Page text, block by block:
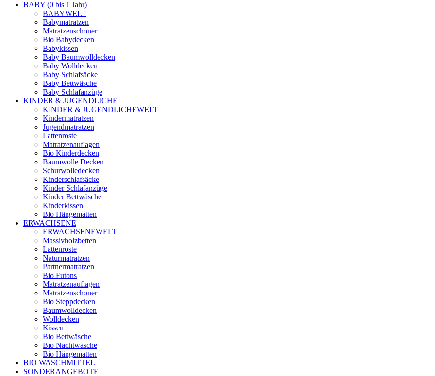
BABY (0 bis 1 Jahr)
BABYWELT
Babymatratzen
Matratzenschoner
Bio Babydecken
Babykissen
Baby Baumwolldecken
Baby Wolldecken
Baby Schlafsäcke
Baby Bettwäsche
Baby Schlafanzüge
KINDER & JUGENDLICHE
KINDER & JUGENDLICHEWELT
Kindermatratzen
Jugendmatratzen
Lattenroste
Matratzenauflagen
Bio Kinderdecken
Baumwolle Decken
Schurwolledecken
Kinderschlafsäcke
Kinder Schlafanzüge
Kinder Bettwäsche
Kinderkissen
Bio Hängematten
ERWACHSENE
ERWACHSENEWELT
Massivholzbetten
Lattenroste
Naturmatratzen
Partnermatratzen
Bio Futons
Matratzenauflagen
Matratzenschoner
Bio Steppdecken
Baumwolldecken
Wolldecken
Kissen
Bio Bettwäsche
Bio Nachtwäsche
Bio Hängematten
BIO WASCHMITTEL
SONDERANGEBOTE